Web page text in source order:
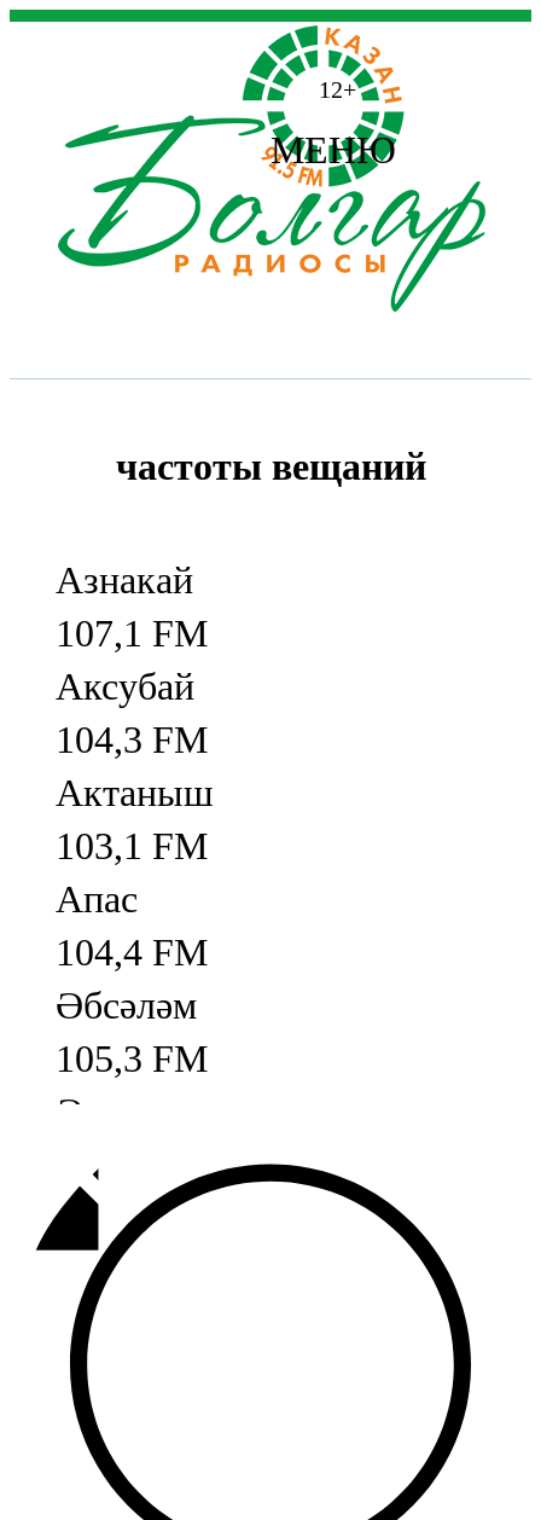
12+
МЕНЮ
частоты вещаний
Азнакай
107,1 FM
Аксубай
104,3 FM
Актаныш
103,1 FM
Апас
104,4 FM
Әбсәләм
105,3 FM
Әлмәт
92,9 FM
Базарлы матак
107,1 FM
Балык бистәсе
104,9 FM
Баулы
107,5 FM